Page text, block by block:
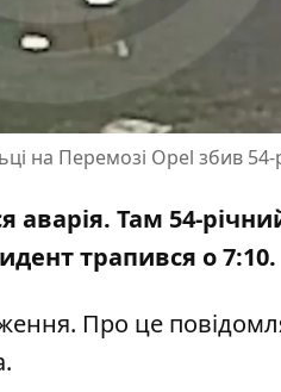
на Перемозі Opel збив
аварія. Там 54-
трапився о 7:10.
Про це